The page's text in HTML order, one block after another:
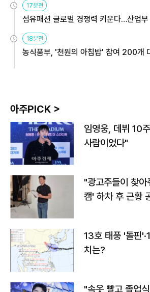
17분전
섬유패션 글로벌 경쟁력 키운다…산업
18분전
농식품부, '천원의 아침밥' 참여 200개
아주PICK >
임영웅, 데뷔 10
사람이었다"
"광고주들이 찾
캠' 하차 후 근황
13호 태풍 '돌핀
치는?
"속옷 빨고 졸업